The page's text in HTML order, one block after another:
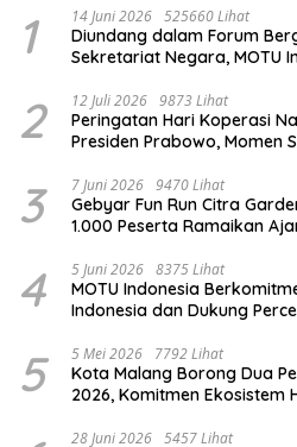
1 14 Juni 2026 525660 Lihat
Diundang dalam Forum
Sekretariat Negara, MOTU
2 12 Juli 2026 9873 Lihat
Peringatan Hari Koperasi
Presiden Prabowo, Momen
3 7 Juni 2026 9470 Lihat
Gebyar Fun Run Citra
1.000 Peserta Ramaikan
4 5 Juni 2026 8375 Lihat
MOTU Indonesia
Indonesia dan Dukung
5 5 Mei 2026 7792 Lihat
Kota Malang Borong Dua
2026, Komitmen Ekosistem
28 Juni 2026 5457 Lihat